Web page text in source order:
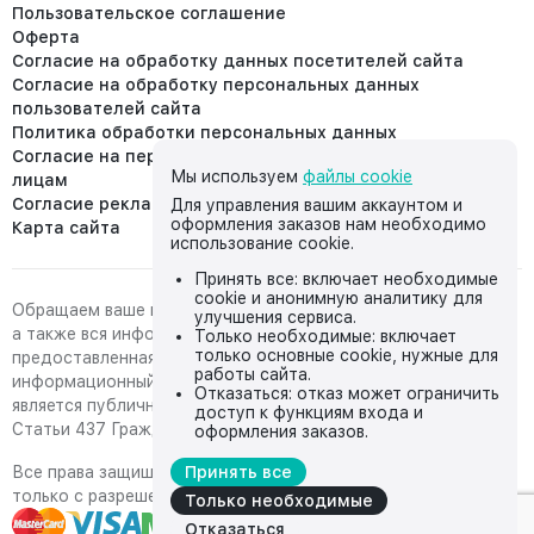
Пользовательское соглашение
Оферта
Согласие на обработку данных посетителей сайта
Согласие на обработку персональных данных
пользователей сайта
Политика обработки персональных данных
Согласие на передачу персональных данных третьим
лицам
Согласие реклама
Карта сайта
Обращаем ваше внимание на то, что данный интернет-сайт,
а также вся информация о товарах и ценах,
предоставленная на нём, носит исключительно
информационный характер и ни при каких условиях не
является публичной офертой, определяемой положениями
Статьи 437 Гражданского кодекса Российской Федерации.
Все права защищены, любое копирование с сайта возможно
только с разрешения владельца сайта
Мы используем файлы cookie
Для управления вашим аккаунтом и
оформления заказов нам необходимо
использование cookie.
Принять все: включает необходимые
cookie и анонимную аналитику для
улучшения сервиса.
Только необходимые: включает
только основные cookie, нужные для
работы сайта.
Отказаться: отказ может ограничить
доступ к функциям входа и
оформления заказов.
Принять все
Только необходимые
Отказаться